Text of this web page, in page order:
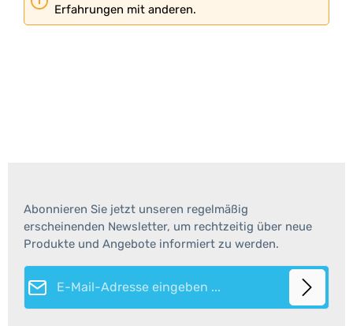
Erfahrungen mit anderen.
Abonnieren Sie jetzt unseren regelmäßig
erscheinenden Newsletter, um rechtzeitig über neue
Produkte und Angebote informiert zu werden.
E-Mail-Adresse*